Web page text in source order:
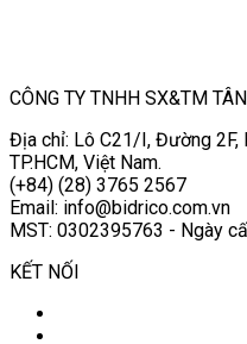
CÔNG TY TNHH SX&TM
Địa chỉ: Lô C21/I, Đường 2F,
TP.HCM, Việt Nam.
(+84) (28) 3765 2567
Email: info@bidrico.com.vn
MST: 0302395763 - Ngày
KẾT NỐI